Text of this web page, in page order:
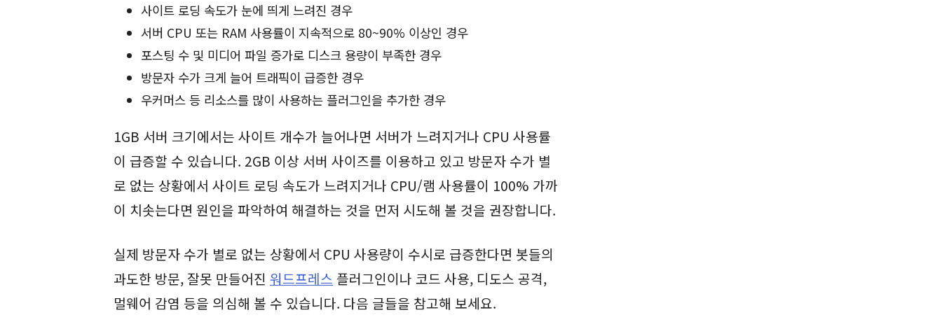
사이트 로딩 속도가 눈에 띄게 느려진 경우
서버 CPU 또는 RAM 사용률이 지속적으로 80~90% 이상인 경우
포스팅 수 및 미디어 파일 증가로 디스크 용량이 부족한 경우
방문자 수가 크게 늘어 트래픽이 급증한 경우
우커머스 등 리소스를 많이 사용하는 플러그인을 추가한 경우
1GB 서버 크기에서는 사이트 개수가 늘어나면 서버가 느려지거나 CPU 사용률
이 급증할 수 있습니다. 2GB 이상 서버 사이즈를 이용하고 있고 방문자 수가 별
로 없는 상황에서 사이트 로딩 속도가 느려지거나 CPU/램 사용률이 100% 가까
이 치솟는다면 원인을 파악하여 해결하는 것을 먼저 시도해 볼 것을 권장합니다.
실제 방문자 수가 별로 없는 상황에서 CPU 사용량이 수시로 급증한다면 봇들의
과도한 방문, 잘못 만들어진 워드프레스 플러그인이나 코드 사용, 디도스 공격,
멀웨어 감염 등을 의심해 볼 수 있습니다. 다음 글들을 참고해 보세요.